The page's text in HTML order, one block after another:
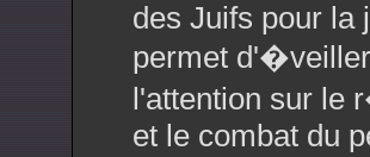
des Juifs pour la
permet
l'attention sur
et le combat du